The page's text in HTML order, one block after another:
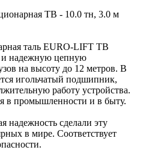
ТВ - 10.0 тн, 3.0 м
таль EURO-LIFT ТВ
и надежную цепную
на высоту до 12 метров. В
игольчатый подшипник,
работу устройства.
в промышленности и в быту.
надежность сделали эту
в мире. Соответствует